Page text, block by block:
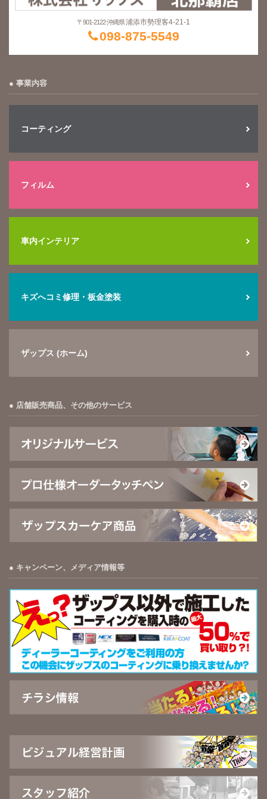
〒901-2122 沖縄県浦添市勢理客4-21-1
098-875-5549
事業内容
コーティング
フィルム
車内インテリア
キズへコミ修理・板金塗装
ザップス (ホーム)
店舗販売商品、その他のサービス
キャンペーン、メディア情報等